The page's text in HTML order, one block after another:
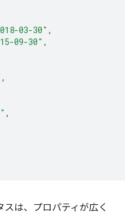
03-30" ,
09-30" ,
,
,
は、プロパティが広く